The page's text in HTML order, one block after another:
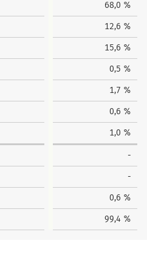
68,0 %
12,6 %
15,6 %
0,5 %
1,7 %
0,6 %
1,0 %
-
-
0,6 %
99,4 %